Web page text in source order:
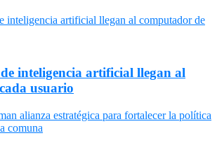
inteligencia artificial llegan al
usuario